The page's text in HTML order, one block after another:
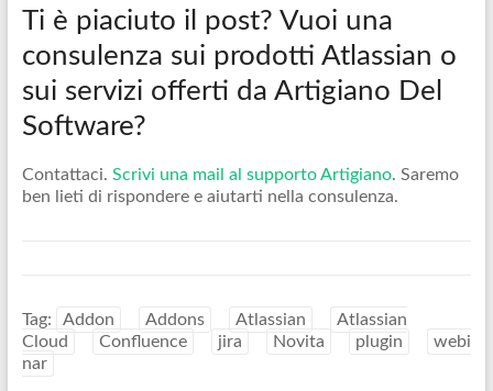
Ti è piaciuto il post? Vuoi una
consulenza sui prodotti Atlassian o
sui servizi offerti da Artigiano Del
Software?
Contattaci. Scrivi una mail al supporto Artigiano. Saremo
ben lieti di rispondere e aiutarti nella consulenza.
Tag: Addon Addons Atlassian
Atlassian
Cloud
Confluence jira Novita plugin
webi
nar